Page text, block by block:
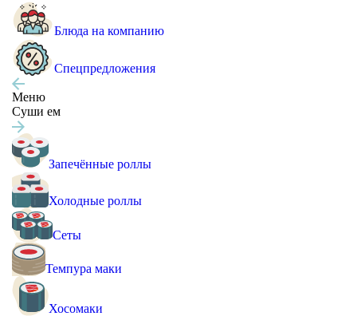
Блюда на компанию
Спецпредложения
Меню
Суши ем
Запечённые роллы
Холодные роллы
Сеты
Темпура маки
Хосомаки